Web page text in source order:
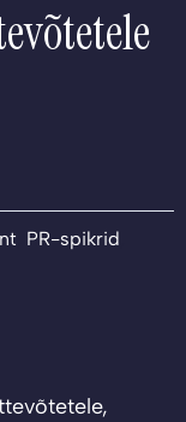
PR-spikrid